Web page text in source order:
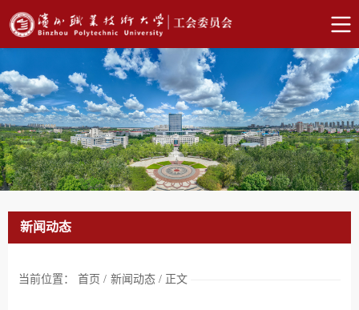
新闻动态
当前位置： 首页 / 新闻动态 / 正文